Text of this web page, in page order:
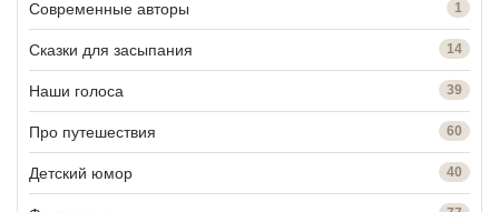
Современные авторы 1
Сказки для засыпания 14
Наши голоса 39
Про путешествия 60
Детский юмор 40